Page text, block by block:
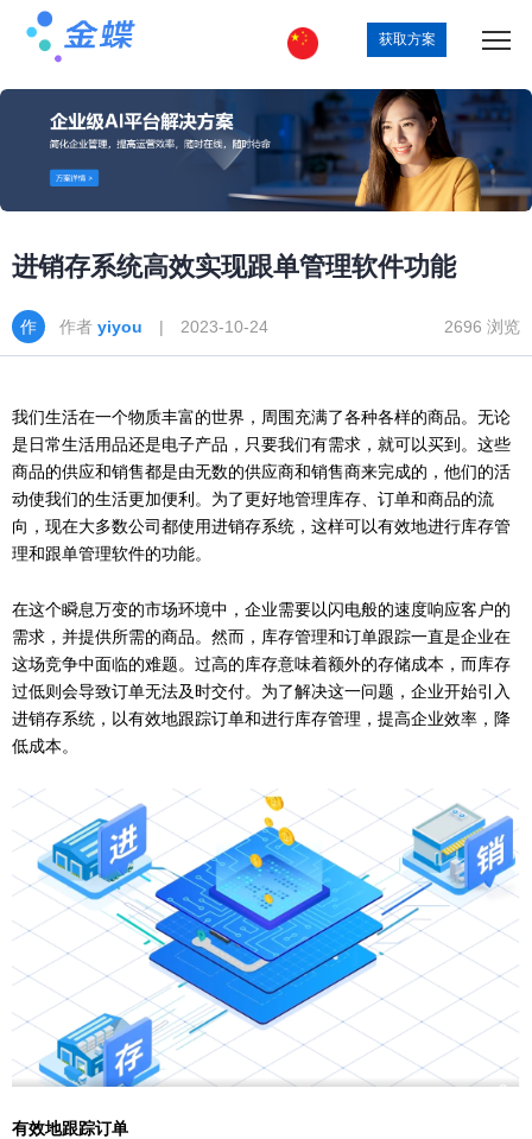
获取方案
进销存系统高效实现跟单管理软件功能
作者 yiyou | 2023-10-24 2696 浏览
我们生活在一个物质丰富的世界，周围充满了各种各样的商品。无论
是日常生活用品还是电子产品，只要我们有需求，就可以买到。这些
商品的供应和销售都是由无数的供应商和销售商来完成的，他们的活
动使我们的生活更加便利。为了更好地管理库存、订单和商品的流
向，现在大多数公司都使用进销存系统，这样可以有效地进行库存管
理和跟单管理软件的功能。
在这个瞬息万变的市场环境中，企业需要以闪电般的速度响应客户的
需求，并提供所需的商品。然而，库存管理和订单跟踪一直是企业在
这场竞争中面临的难题。过高的库存意味着额外的存储成本，而库存
过低则会导致订单无法及时交付。为了解决这一问题，企业开始引入
进销存系统，以有效地跟踪订单和进行库存管理，提高企业效率，降
低成本。
有效地跟踪订单